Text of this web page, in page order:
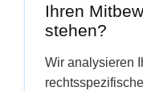
Ihren
stehen?
Wir analysieren